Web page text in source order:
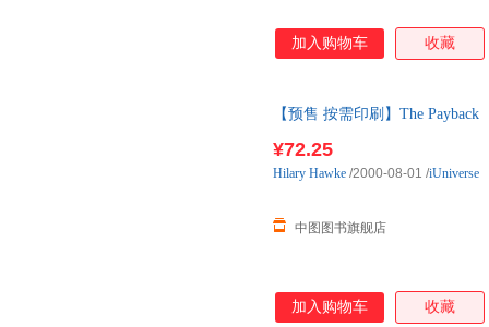
加入购物车 收藏
【预售 按需印刷】The Payback
¥72.25
中图图书旗舰店
Hilary Hawke /2000-08-01 /iUniverse
加入购物车 收藏